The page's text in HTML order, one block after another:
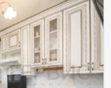
у вас есть непроданная
Мы предлагаем